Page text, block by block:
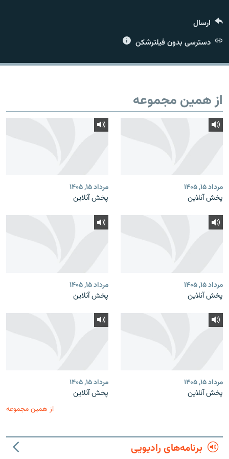
زبان‌های دیگر
ارسال
دسترسی بدون فیلترشکن
از همین مجموعه
مرداد ۱۵, ۱۴۰۵
پخش آنلاین
مرداد ۱۵, ۱۴۰۵
پخش آنلاین
مرداد ۱۵, ۱۴۰۵
پخش آنلاین
مرداد ۱۵, ۱۴۰۵
پخش آنلاین
مرداد ۱۵, ۱۴۰۵
پخش آنلاین
مرداد ۱۵, ۱۴۰۵
پخش آنلاین
از همین مجموعه
برنامه‌های رادیویی